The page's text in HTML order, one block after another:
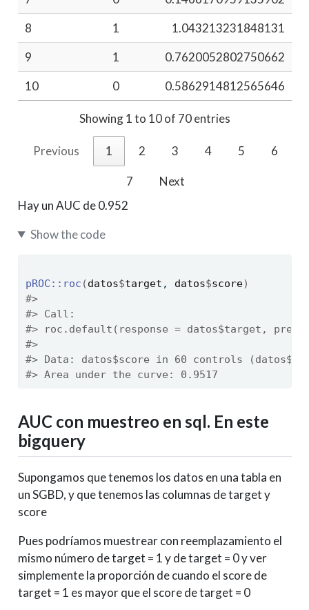
8
1
1.043213231848131
9
1
0.7620052802750662
10
0 0.5862914812565646
Showing 1 to 10 of 70 entries
Previous 1 2 3 4 5 6
7
Next
Hay un AUC de 0.952
Show the code
pROC :: roc (datos$target , datos$score)
#>
#> Call:
#> roc.default(response = datos$target,
#>
#> Data: datos$score in 60 controls
#> Area under the curve: 0.9517
AUC con muestreo en sql. En este
bigquery
Supongamos que tenemos los datos en una tabla en
un SGBD, y que tenemos las columnas de target y
score
Pues podríamos muestrear con reemplazamiento el
mismo número de target = 1 y de target = 0 y ver
simplemente la proporción de cuando el score de
target = 1 es mayor que el score de target = 0